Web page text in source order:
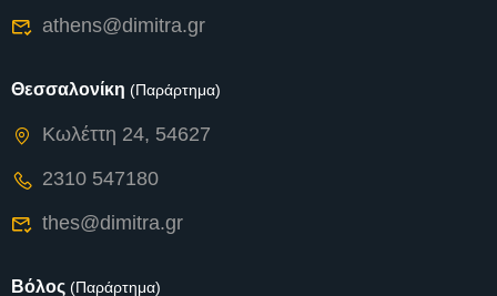
athens@dimitra.gr
Θεσσαλονίκη (Παράρτημα)
Κωλέττη 24, 54627
2310 547180
thes@dimitra.gr
Βόλος (Παράρτημα)